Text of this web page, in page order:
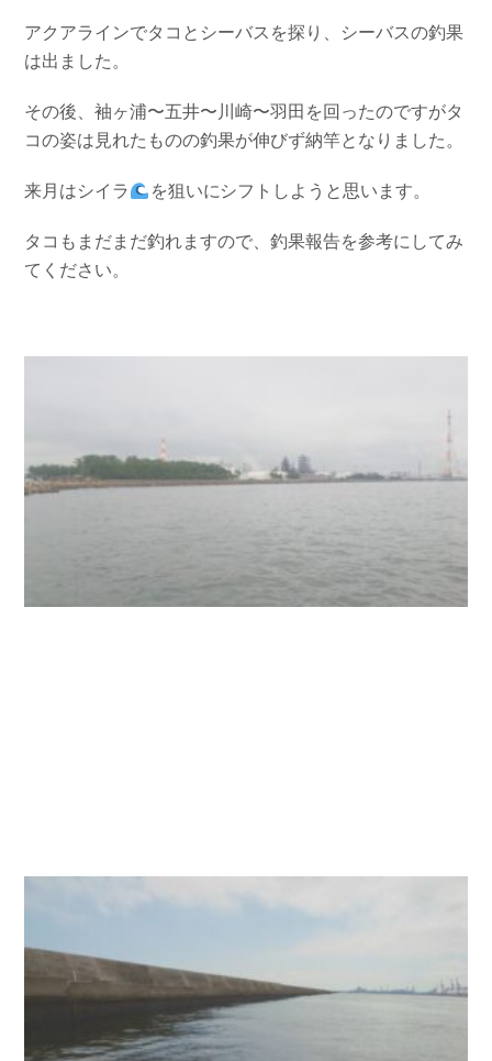
お問い合わせ
Contact us
会社概要
採用情報 リンク集
アクアラインでタコとシーバスを探り、シーバスの釣果
は出ました。
その後、袖ヶ浦〜五井〜川崎〜羽田を回ったのですがタ
コの姿は見れたものの釣果が伸びず納竿となりました。
来月はシイラ を狙いにシフトしようと思います。
タコもまだまだ釣れますので、釣果報告を参考にしてみ
てください。